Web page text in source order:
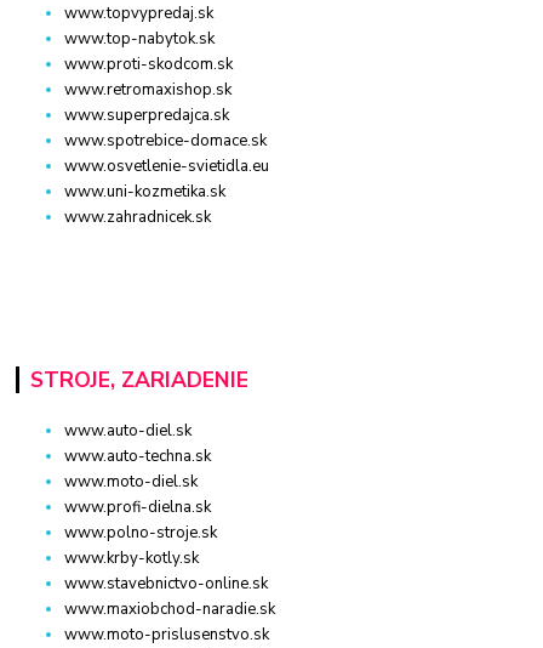
www.topvypredaj.sk
www.top-nabytok.sk
www.proti-skodcom.sk
www.retromaxishop.sk
www.superpredajca.sk
www.spotrebice-domace.sk
www.osvetlenie-svietidla.eu
www.uni-kozmetika.sk
www.zahradnicek.sk
STROJE, ZARIADENIE
www.auto-diel.sk
www.auto-techna.sk
www.moto-diel.sk
www.profi-dielna.sk
www.polno-stroje.sk
www.krby-kotly.sk
www.stavebnictvo-online.sk
www.maxiobchod-naradie.sk
www.moto-prislusenstvo.sk